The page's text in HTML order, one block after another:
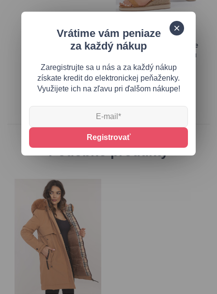
Karamelové členkové
ozdobnými prackami
23,35 €
38,70 €
Hnedé dámske sandále
na klinovom podpätku
14,20 €
23,45 €
38 39
40 41
Podobné produkty
Vrátime vám peniaze
za každý nákup
Zaregistrujte sa u nás a za každý nákup
získate kredit do elektronickej peňaženky.
Využijete ich na zľavu pri ďalšom nákupe!
Registrovať